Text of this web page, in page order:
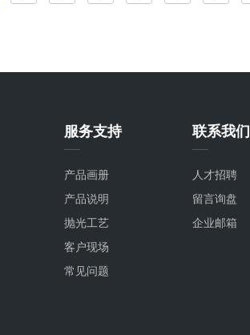
服务支持
产品画册
产品说明
抛光工艺
客户现场
常见问题
联系我们
人才招聘
留言询盘
企业邮箱